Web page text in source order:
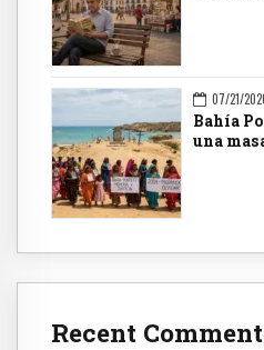
07/21/
Bahía
una
Recent